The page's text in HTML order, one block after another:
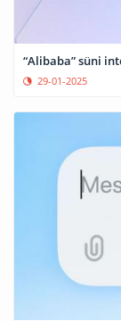
“Alibaba” süni
29-01-2025